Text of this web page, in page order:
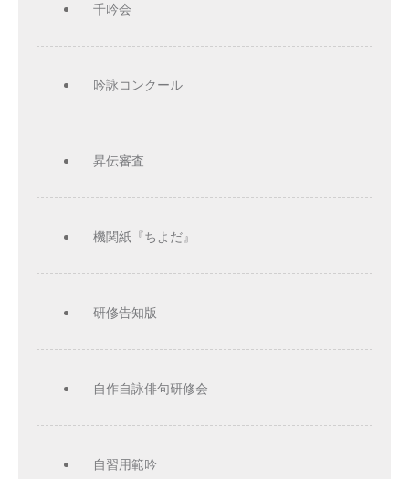
千吟会
吟詠コンクール
昇伝審査
機関紙『ちよだ』
研修告知版
自作自詠俳句研修会
自習用範吟